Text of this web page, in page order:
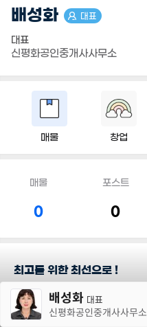
배성화 대표
대표
신평화공인중개사사무소
매물 창업
매물
0
포스트
0
최고를 위한 최선으로 !
담당지역배성화 대표
신평화공인중개사사무소